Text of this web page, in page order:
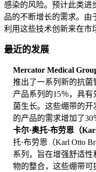
感染的风险。预计此类进
品的不断增长的需求。由
利用这些技术创新来在市
最近的发展
Mercator Medical
推出了一系列新的抗
产品系列的15％，具
菌生长。这些绷带的
的产品的需求增加了30
卡尔·奥托·布劳恩（
托·布劳恩（Karl Otto
系列，旨在增强舒适
物的整合，这些绷带可